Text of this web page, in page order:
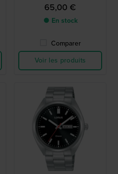
65,00 €
● En stock
Comparer
Voir les produits